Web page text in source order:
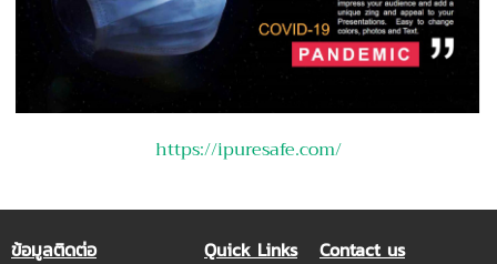
https://ipuresafe.com/
ข้อมูลติดต่อ
Quick Links
Contact us